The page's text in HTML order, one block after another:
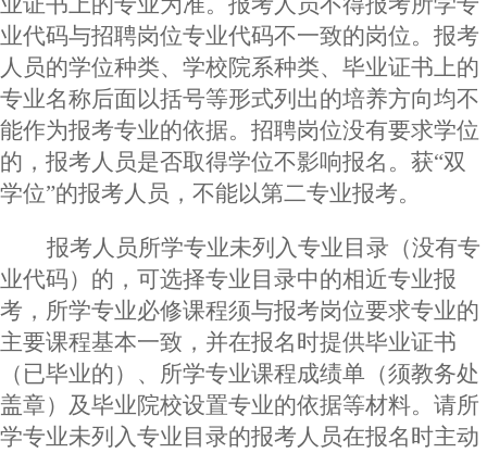
业代码与招聘岗位专业代码不一致的岗位。报考
人员的学位种类、学校院系种类、毕业证书上的
专业名称后面以括号等形式列出的培养方向均不
能作为报考专业的依据。招聘岗位没有要求学位
的，报考人员是否取得学位不影响报名。获“双
学位”的报考人员，不能以第二专业报考。
报考人员所学专业未列入专业目录（没有专
业代码）的，可选择专业目录中的相近专业报
考，所学专业必修课程须与报考岗位要求专业的
主要课程基本一致，并在报名时提供毕业证书
（已毕业的）、所学专业课程成绩单（须教务处
盖章）及毕业院校设置专业的依据等材料。请所
学专业未列入专业目录的报考人员在报名时主动